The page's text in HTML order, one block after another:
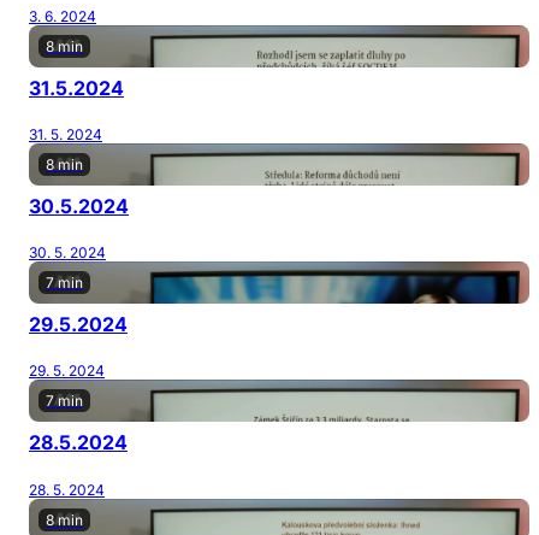
3. 6. 2024
8 min
31.5.2024
31. 5. 2024
8 min
30.5.2024
30. 5. 2024
7 min
29.5.2024
29. 5. 2024
7 min
28.5.2024
28. 5. 2024
8 min